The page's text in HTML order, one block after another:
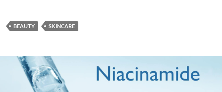
BEAUTY SKINCARE